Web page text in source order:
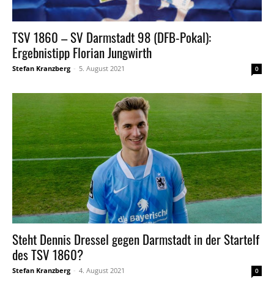
TSV 1860 – SV Darmstadt 98 (DFB-Pokal):
Ergebnistipp Florian Jungwirth
Stefan Kranzberg - 5. August 2021 0
Steht Dennis Dressel gegen Darmstadt in der Startelf
des TSV 1860?
Stefan Kranzberg - 4. August 2021 0